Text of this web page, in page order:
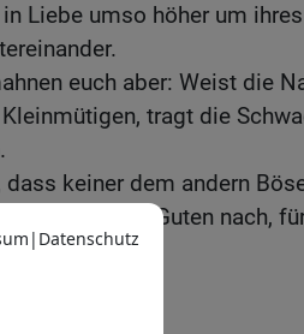
Liebe umso höher um
euch aber: Weist die
tragt die
dass keiner dem andern
allezeit dem Guten nach,
Unterlass,